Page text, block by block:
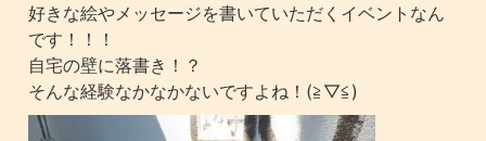
好きな絵やメッセージを書いていただくイベントなん
です！！！
自宅の壁に落書き！？
そんな経験なかなかないですよね！(≧▽≦)